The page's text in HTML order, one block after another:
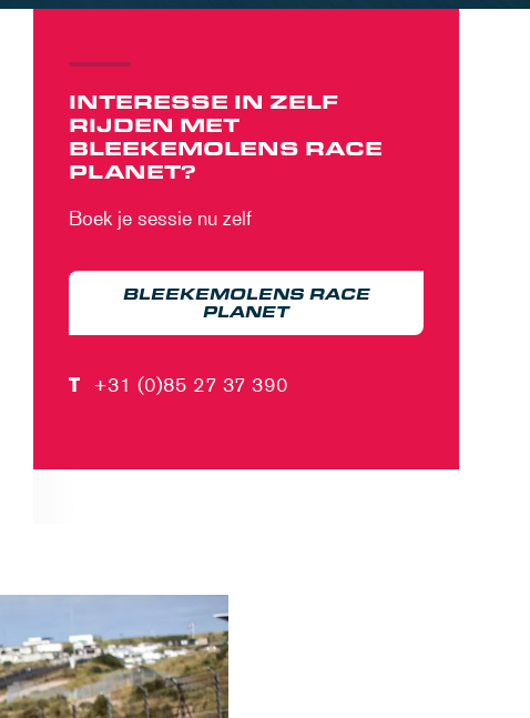
INTERESSE IN ZELF
RIJDEN MET
BLEEKEMOLENS RACE
PLANET?
Boek je sessie nu zelf
BLEEKEMOLENS RACE
PLANET
T +31 (0)85 27 37 390